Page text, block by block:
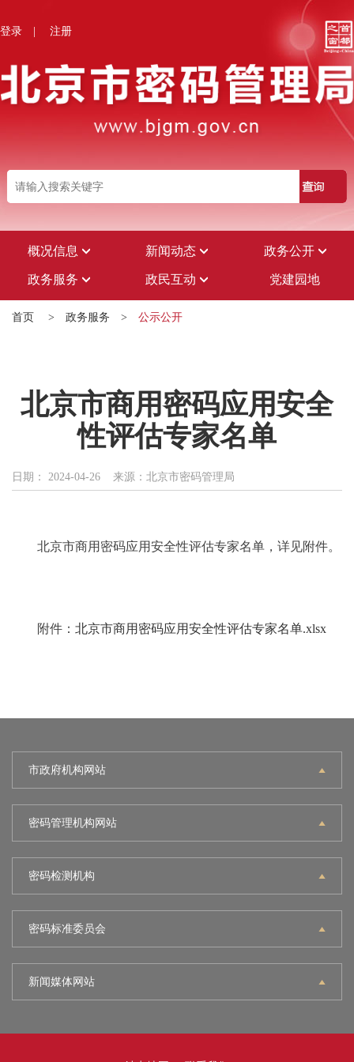
登录 注册
概况信息 新闻动态 政务公开
政务服务 政民互动 党建园地
首页 > 政务服务 > 公示公开
北京市商用密码应用安全
性评估专家名单
日期： 2024-04-26 来源：北京市密码管理局
北京市商用密码应用安全性评估专家名单，详见附件。
附件： 北京市商用密码应用安全性评估专家名单.xlsx
市政府机构网站
密码管理机构网站
密码检测机构
密码标准委员会
新闻媒体网站